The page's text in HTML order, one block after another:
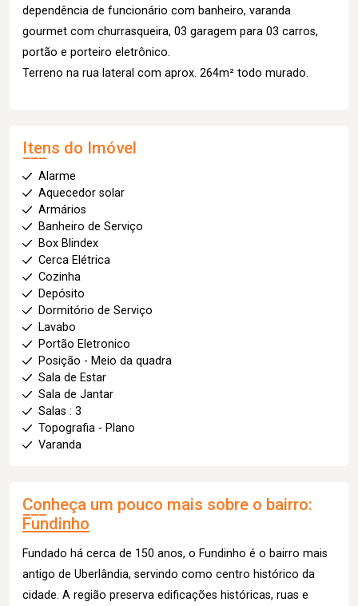
dependência de funcionário com banheiro, varanda
gourmet com churrasqueira, 03 garagem para 03 carros,
portão e porteiro eletrônico.
Terreno na rua lateral com aprox. 264m² todo murado.
Itens do Imóvel
Alarme
Aquecedor solar
Armários
Banheiro de Serviço
Box Blindex
Cerca Elétrica
Cozinha
Depósito
Dormitório de Serviço
Lavabo
Portão Eletronico
Posição - Meio da quadra
Sala de Estar
Sala de Jantar
Salas : 3
Topografia - Plano
Varanda
Conheça um pouco mais sobre o bairro:
Fundinho
Fundado há cerca de 150 anos, o Fundinho é o bairro mais
antigo de Uberlândia, servindo como centro histórico da
cidade. A região preserva edificações históricas, ruas e